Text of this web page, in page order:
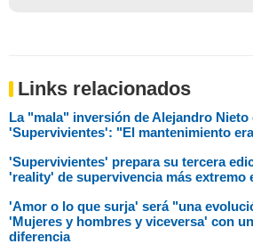
Links relacionados
La "mala" inversión de Alejandro Nieto
'Supervivientes': "El mantenimiento
'Supervivientes' prepara su tercera
'reality' de supervivencia más extremo
'Amor o lo que surja' será "una
'Mujeres y hombres y viceversa' con
diferencia